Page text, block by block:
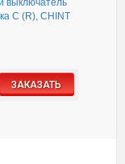
выключатель
C (R), CHINT
ЗАКАЗАТЬ